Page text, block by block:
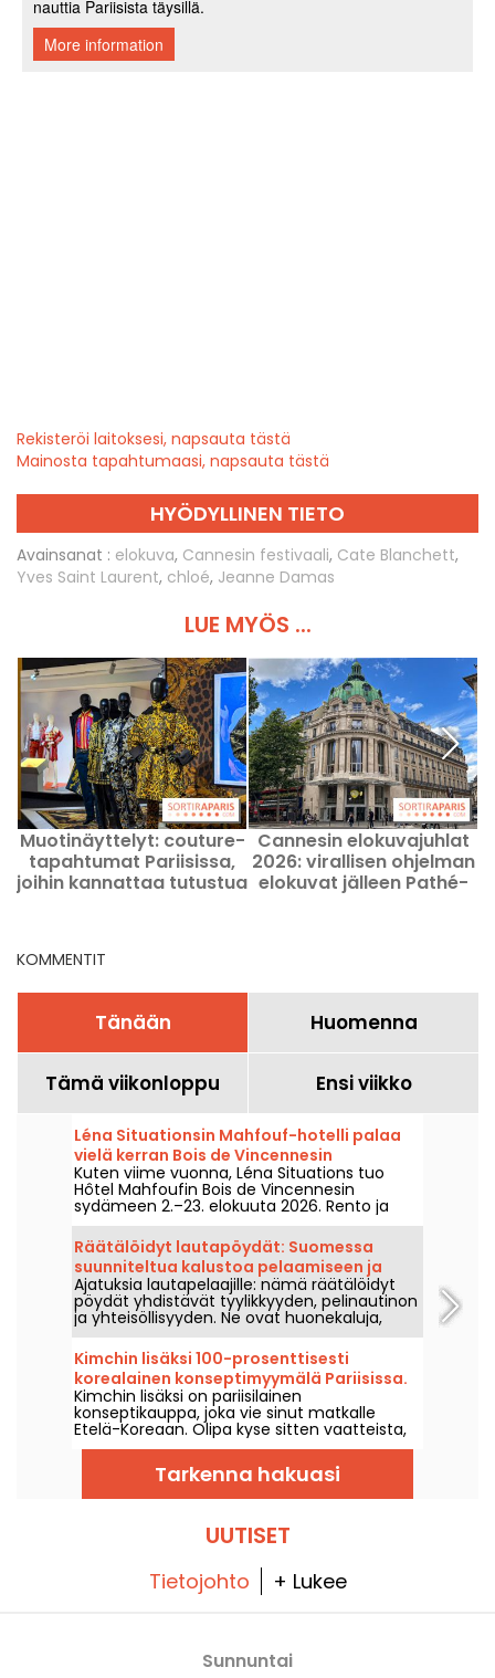
Rekisteröi laitoksesi, napsauta tästä
Mainosta tapahtumaasi, napsauta tästä
HYÖDYLLINEN TIETO
Avainsanat : elokuva, Cannesin festivaali, Cate Blanchett,
Yves Saint Laurent, chloé, Jeanne Damas
LUE MYÖS ...
Muotinäyttelyt: couture-
tapahtumat Pariisissa,
joihin kannattaa tutustua
Cannesin elokuvajuhlat
2026: virallisen ohjelman
elokuvat jälleen Pathé-
KOMMENTIT
Tänään Huomenna
Tämä viikonloppu Ensi viikko
Léna Situationsin Mahfouf-hotelli palaa
vielä kerran Bois de Vincennesin
sydämeen.
Kuten viime vuonna, Léna Situations tuo
Hôtel Mahfoufin Bois de Vincennesin
sydämeen 2.–23. elokuuta 2026. Rento ja
kesäinen keidas, jossa kohtaavat elokuun
vlogit, shoppailu, kasvisherkut ja
rentoutuminen – kaiken lomaan virtaa
nostalgiaa.
Räätälöidyt lautapöydät: Suomessa
suunniteltua kalustoa pelaamiseen ja
yhdessä jaettavaksi
Ajatuksia lautapelaajille: nämä räätälöidyt
pöydät yhdistävät tyylikkyyden, pelinautinon
ja yhteisöllisyyden. Ne ovat huonekaluja,
jotka on suunniteltu tekemään
pelielämyksestä entistäkin nautittavampi
arjessa, ja niitä voi tilata helposti verkosta.
Kimchin lisäksi 100-prosenttisesti
korealainen konseptimyymälä Pariisissa.
Kimchin lisäksi on pariisilainen
konseptikauppa, joka vie sinut matkalle
Etelä-Koreaan. Olipa kyse sitten vaatteista,
sisustuksesta tai kosmetiikasta, täältä löytyy
Tarkenna hakuasi
UUTISET
Tietojohto + Lukee
Sunnuntai